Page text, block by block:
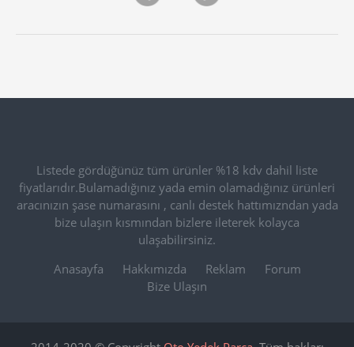
Listede gördüğünüz tüm ürünler %18 kdv dahil liste
fiyatlarıdır.Bulamadığınız yada emin olamadığınız ürünleri
aracınızın şase numarasını , canlı destek hattımızndan yada
bize ulaşın kısmından bizlere ileterek kolayca
ulaşabilirsiniz.
Anasayfa
Hakkımızda Reklam
Forum
Bize Ulaşın